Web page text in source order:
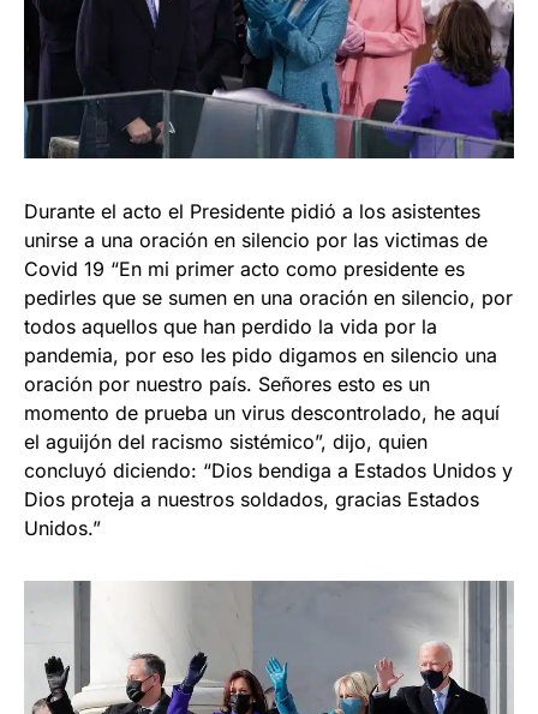
Durante el acto el Presidente pidió a los asistentes
unirse a una oración en silencio por las victimas de
Covid 19 “En mi primer acto como presidente es
pedirles que se sumen en una oración en silencio, por
todos aquellos que han perdido la vida por la
pandemia, por eso les pido digamos en silencio una
oración por nuestro país. Señores esto es un
momento de prueba un virus descontrolado, he aquí
el aguijón del racismo sistémico”, dijo, quien
concluyó diciendo: “Dios bendiga a Estados Unidos y
Dios proteja a nuestros soldados, gracias Estados
Unidos.”